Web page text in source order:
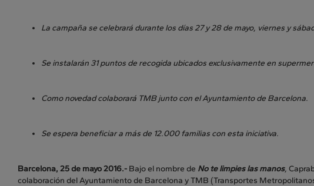
La campaña se celebrará durante los días 27 y 28 de mayo, viernes y
Se instalarán 31 puntos de recogida ubicados exclusivamente en
Como novedad colaborará TMB junto con el Ayuntamiento de Barcelona.
Se espera beneficiar a más de 12.000 familias con esta iniciativa.
Barcelona, 25 de mayo 2016.- Bajo el nombre de No te limpies las manos,
colaboración del Ayuntamiento de Barcelona y TMB (Transportes